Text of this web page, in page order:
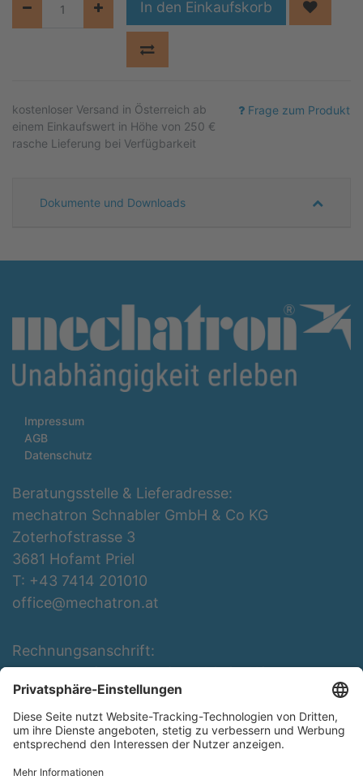
In den Einkaufskorb
Frage zum Produkt
kostenloser Versand in Österreich ab
einem Einkaufswert in Höhe von 250 €
rasche Lieferung bei Verfügbarkeit
Dokumente und Downloads
Impressum
AGB
Datenschutz
Beratungsstelle & Lieferadresse:
mechatron Schnabler GmbH & Co KG
Zoterhofstrasse 3
3681 Hofamt Priel
T: +43 7414 201010
office@mechatron.at
Rechnungsanschrift:
mechatron Schnabler GmbH & Co KG
Rottenbergerstraße 3
3681 Hofamt Priel
T: +43 7414 201010